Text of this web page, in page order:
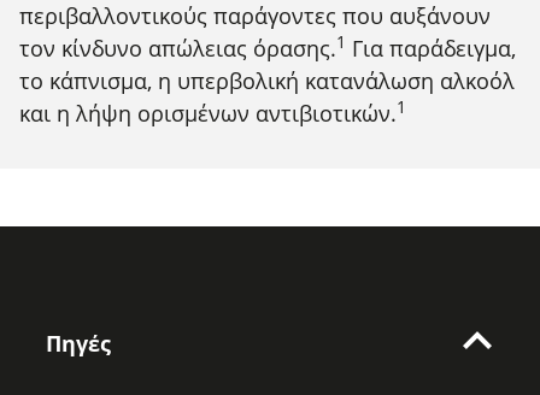
περιβαλλοντικούς παράγοντες που αυξάνουν
τον κίνδυνο απώλειας όρασης.Footnote
1 Για παράδειγμα,
το κάπνισμα, η υπερβολική κατανάλωση αλκοόλ
και η λήψη ορισμένων αντιβιοτικών.Footnote
1
Πηγές